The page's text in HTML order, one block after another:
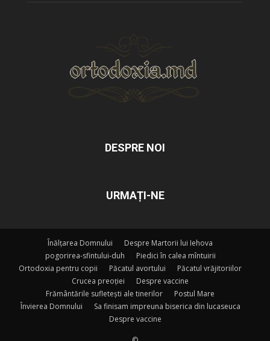
DESPRE NOI
URMAȚI-NE
Înălțarea Domnului
Despre Martorii lui Iehova
pogorirea-sfintului-duh
Piedici în calea mîntuirii
Ortodoxia pentru copii
Păcatul avortului
Păcatul vrăjitoriilor
Crucea preoției
Despre vaccine
Frământările sufletești ale tinerilor
Postul Mare
Învierea Domnului
Sa finisam impreuna biserica din lucaseuca
Despre vaccine